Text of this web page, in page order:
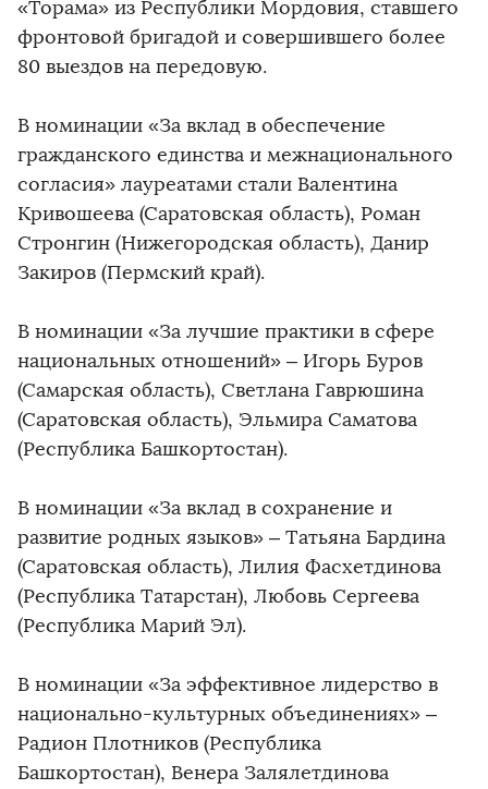
«Торама» из Республики Мордовия, ставшего
фронтовой бригадой и совершившего более
80 выездов на передовую.
В номинации «За вклад в обеспечение
гражданского единства и межнационального
согласия» лауреатами стали Валентина
Кривошеева (Саратовская область), Роман
Стронгин (Нижегородская область), Данир
Закиров (Пермский край).
В номинации «За лучшие практики в сфере
национальных отношений» – Игорь Буров
(Самарская область), Светлана Гаврюшина
(Саратовская область), Эльмира Саматова
(Республика Башкортостан).
В номинации «За вклад в сохранение и
развитие родных языков» – Татьяна Бардина
(Саратовская область), Лилия Фасхетдинова
(Республика Татарстан), Любовь Сергеева
(Республика Марий Эл).
В номинации «За эффективное лидерство в
национально-культурных объединениях» –
Радион Плотников (Республика
Башкортостан), Венера Залялетдинова